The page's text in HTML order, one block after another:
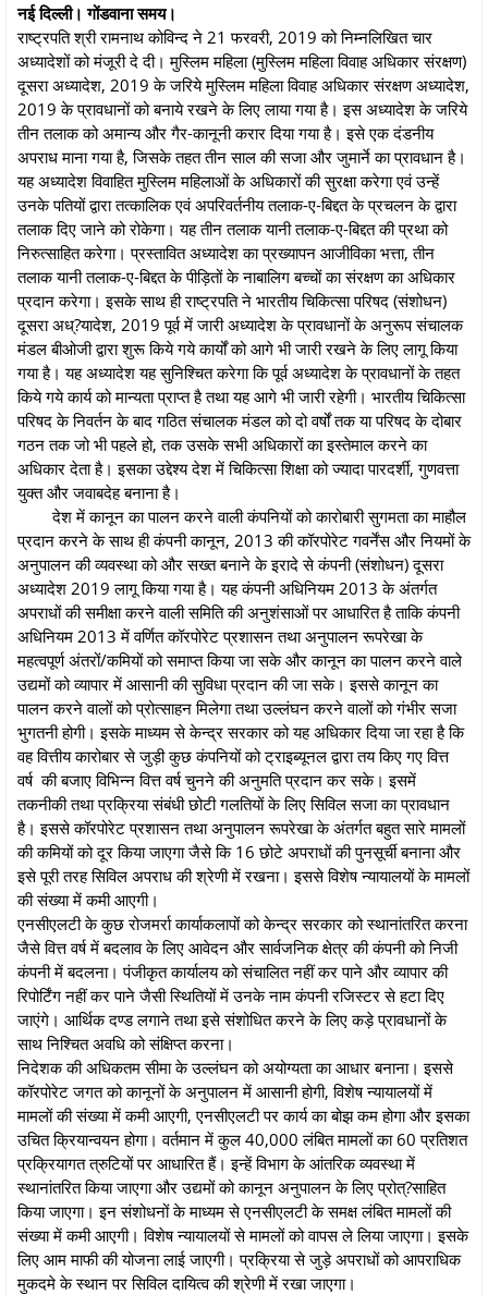
नई दिल्ली। गोंडवाना समय।
राष्ट्रपति श्री रामनाथ कोविन्द ने 21 फरवरी, 2019 को निम्नलिखित चार
अध्यादेशों को मंजूरी दे दी। मुस्लिम महिला (मुस्लिम महिला विवाह अधिकार संरक्षण)
दूसरा अध्यादेश, 2019 के जरिये मुस्लिम महिला विवाह अधिकार संरक्षण अध्यादेश,
2019 के प्रावधानों को बनाये रखने के लिए लाया गया है। इस अध्यादेश के जरिये
तीन तलाक को अमान्य और गैर-कानूनी करार दिया गया है। इसे एक दंडनीय
अपराध माना गया है, जिसके तहत तीन साल की सजा और जुमार्ने का प्रावधान है।
यह अध्यादेश विवाहित मुस्लिम महिलाओं के अधिकारों की सुरक्षा करेगा एवं उन्हें
उनके पतियों द्वारा तत्कालिक एवं अपरिवर्तनीय तलाक-ए-बिद्दत के प्रचलन के द्वारा
तलाक दिए जाने को रोकेगा। यह तीन तलाक यानी तलाक-ए-बिद्दत की प्रथा को
निरुत्साहित करेगा। प्रस्तावित अध्यादेश का प्रख्यापन आजीविका भत्ता, तीन
तलाक यानी तलाक-ए-बिद्दत के पीड़ितों के नाबालिग बच्चों का संरक्षण का अधिकार
प्रदान करेगा। इसके साथ ही राष्ट्रपति ने भारतीय चिकित्सा परिषद (संशोधन)
दूसरा अध्?यादेश, 2019 पूर्व में जारी अध्यादेश के प्रावधानों के अनुरूप संचालक
मंडल बीओजी द्वारा शुरू किये गये कार्यों को आगे भी जारी रखने के लिए लागू किया
गया है। यह अध्यादेश यह सुनिश्चित करेगा कि पूर्व अध्यादेश के प्रावधानों के तहत
किये गये कार्य को मान्यता प्राप्त है तथा यह आगे भी जारी रहेगी। भारतीय चिकित्सा
परिषद के निवर्तन के बाद गठित संचालक मंडल को दो वर्षों तक या परिषद के दोबार
गठन तक जो भी पहले हो, तक उसके सभी अधिकारों का इस्तेमाल करने का
अधिकार देता है। इसका उद्देश्य देश में चिकित्सा शिक्षा को ज्यादा पारदर्शी, गुणवत्ता
युक्त और जवाबदेह बनाना है।
देश में कानून का पालन करने वाली कंपनियों को कारोबारी सुगमता का माहौल
प्रदान करने के साथ ही कंपनी कानून, 2013 की कॉरपोरेट गवर्नेंस और नियमों के
अनुपालन की व्यवस्था को और सख्त बनाने के इरादे से कंपनी (संशोधन) दूसरा
अध्यादेश 2019 लागू किया गया है। यह कंपनी अधिनियम 2013 के अंतर्गत
अपराधों की समीक्षा करने वाली समिति की अनुशंसाओं पर आधारित है ताकि कंपनी
अधिनियम 2013 में वर्णित कॉरपोरेट प्रशासन तथा अनुपालन रूपरेखा के
महत्वपूर्ण अंतरों/कमियों को समाप्त किया जा सके और कानून का पालन करने वाले
उद्यमों को व्यापार में आसानी की सुविधा प्रदान की जा सके। इससे कानून का
पालन करने वालों को प्रोत्साहन मिलेगा तथा उल्लंघन करने वालों को गंभीर सजा
भुगतनी होगी। इसके माध्यम से केन्द्र सरकार को यह अधिकार दिया जा रहा है कि
वह वित्तीय कारोबार से जुड़ी कुछ कंपनियों को ट्राइब्यूनल द्वारा तय किए गए वित्त
वर्ष की बजाए विभिन्न वित्त वर्ष चुनने की अनुमति प्रदान कर सके। इसमें
तकनीकी तथा प्रक्रिया संबंधी छोटी गलतियों के लिए सिविल सजा का प्रावधान
है। इससे कॉरपोरेट प्रशासन तथा अनुपालन रूपरेखा के अंतर्गत बहुत सारे मामलों
की कमियों को दूर किया जाएगा जैसे कि 16 छोटे अपराधों की पुनसूर्ची बनाना और
इसे पूरी तरह सिविल अपराध की श्रेणी में रखना। इससे विशेष न्यायालयों के मामलों
की संख्या में कमी आएगी।
एनसीएलटी के कुछ रोजमर्रा कार्याकलापों को केन्द्र सरकार को स्थानांतरित करना
जैसे वित्त वर्ष में बदलाव के लिए आवेदन और सार्वजनिक क्षेत्र की कंपनी को निजी
कंपनी में बदलना। पंजीकृत कार्यालय को संचालित नहीं कर पाने और व्यापार की
रिपोर्टिंग नहीं कर पाने जैसी स्थितियों में उनके नाम कंपनी रजिस्टर से हटा दिए
जाएंगे। आर्थिक दण्ड लगाने तथा इसे संशोधित करने के लिए कड़े प्रावधानों के
साथ निश्चित अवधि को संक्षिप्त करना।
निदेशक की अधिकतम सीमा के उल्लंघन को अयोग्यता का आधार बनाना। इससे
कॉरपोरेट जगत को कानूनों के अनुपालन में आसानी होगी, विशेष न्यायालयों में
मामलों की संख्या में कमी आएगी, एनसीएलटी पर कार्य का बोझ कम होगा और इसका
उचित क्रियान्वयन होगा। वर्तमान में कुल 40,000 लंबित मामलों का 60 प्रतिशत
प्रक्रियागत त्रुटियों पर आधारित हैं। इन्हें विभाग के आंतरिक व्यवस्था में
स्थानांतरित किया जाएगा और उद्यमों को कानून अनुपालन के लिए प्रोत्?साहित
किया जाएगा। इन संशोधनों के माध्यम से एनसीएलटी के समक्ष लंबित मामलों की
संख्या में कमी आएगी। विशेष न्यायालयों से मामलों को वापस ले लिया जाएगा। इसके
लिए आम माफी की योजना लाई जाएगी। प्रक्रिया से जुड़े अपराधों को आपराधिक
मुकदमे के स्थान पर सिविल दायित्व की श्रेणी में रखा जाएगा।